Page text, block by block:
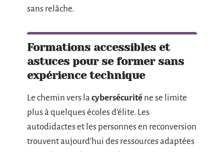
sans relâche.
Formations accessibles et
astuces pour se former sans
expérience technique
Le chemin vers la cybersécurité ne se limite
plus à quelques écoles d’élite. Les
autodidactes et les personnes en reconversion
trouvent aujourd’hui des ressources adaptées